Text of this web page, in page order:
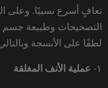
تعافٍ أسرع نسبيًا. وعلى
التصحيحات وطبيعة جسم
لطفًا على الأنسجة
١- عملية الأنف المغلقة